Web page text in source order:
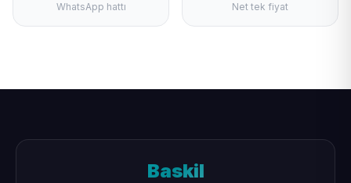
WhatsApp hattı
Net tek fiyat
Baskil